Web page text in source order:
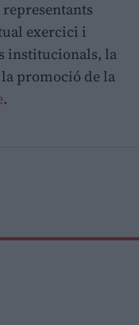
exercici i
institucionals, la
promoció de la
.